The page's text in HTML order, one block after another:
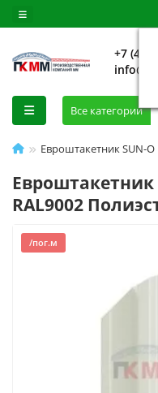
+7
Все категории
Евроштакетник SUN-O
Евроштакетник
RAL9002
/пог.м